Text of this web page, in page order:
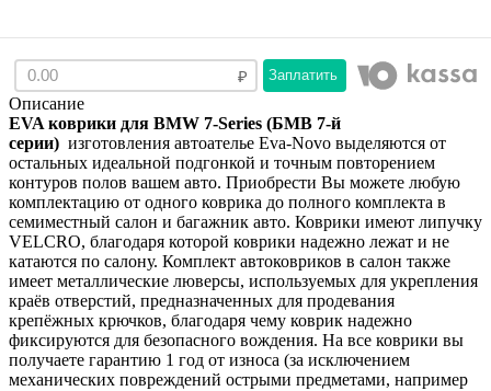
Заплатить
Описание
EVA коврики для BMW 7-Series (БМВ 7-й
серии) изготовления автоателье Eva-Novo выделяются от
остальных идеальной подгонкой и точным повторением
контуров полов вашем авто. Приобрести Вы можете любую
комплектацию от одного коврика до полного комплекта в
семиместный салон и багажник авто. Коврики имеют липучку
VELCRO, благодаря которой коврики надежно лежат и не
катаются по салону. Комплект автоковриков в салон также
имеет металлические люверсы, используемых для укрепления
краёв отверстий, предназначенных для продевания
крепёжных крючков, благодаря чему коврик надежно
фиксируются для безопасного вождения. На все коврики вы
получаете гарантию 1 год от износа (за исключением
механических повреждений острыми предметами, например